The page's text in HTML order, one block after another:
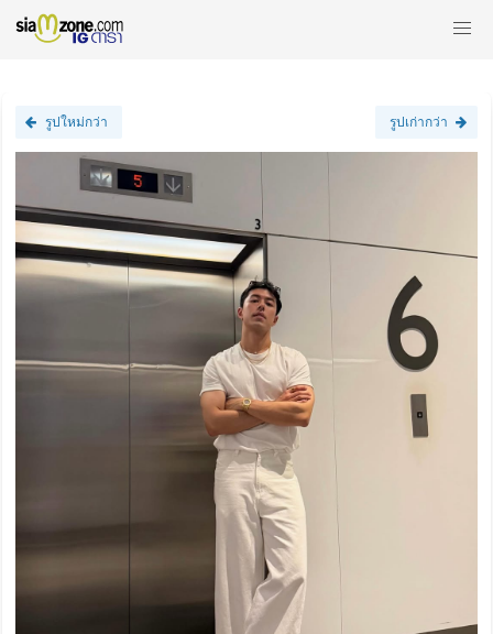
รูปใหม่กว่า รูปเก่ากว่า